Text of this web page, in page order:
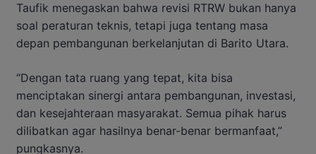
Taufik menegaskan bahwa revisi RTRW bukan hanya
soal peraturan teknis, tetapi juga tentang masa
depan pembangunan berkelanjutan di Barito Utara.
“Dengan tata ruang yang tepat, kita bisa
menciptakan sinergi antara pembangunan, investasi,
dan kesejahteraan masyarakat. Semua pihak harus
dilibatkan agar hasilnya benar-benar bermanfaat,”
pungkasnya.